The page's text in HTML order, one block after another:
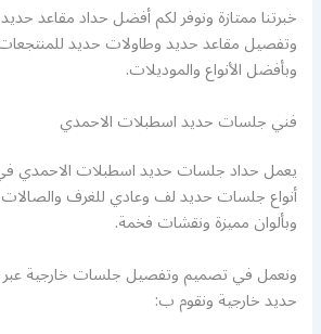
خبرتنا ممتازة ونوفر لكم أفضل حداد مقاعد
وتفصيل مقاعد حديد وطاولات حديد
وبأفضل الأنواع والموديلات.
فني جلسات حديد اسطبلات الاحمدي
يعمل حداد جلسات حديد اسطبلات الاحمدي
أنواع جلسات حديد لف وعادي للغرف
وبألوان مميزة ونقشات فخمة.
ونعمل في تصميم وتفصيل جلسات خارجية
حديد خارجية ونقوم ب: